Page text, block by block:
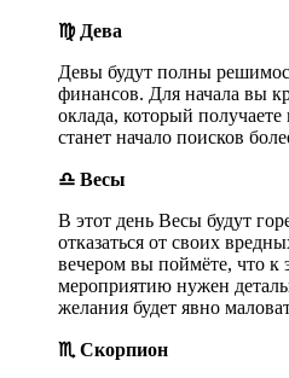
♍ Дева
Девы будут полны
финансов. Для начала вы
оклада, который
станет начало поисков
♎ Весы
В этот день Весы будут
отказаться от своих
вечером вы поймёте, что
мероприятию нужен
желания будет явно
♏ Скорпион